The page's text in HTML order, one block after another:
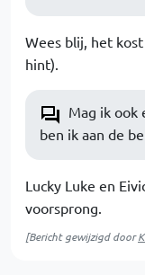
Wees blij, het
hint).
Mag ik ook
ben ik aan de
Lucky Luke en
voorsprong.
[Bericht gewijzigd door